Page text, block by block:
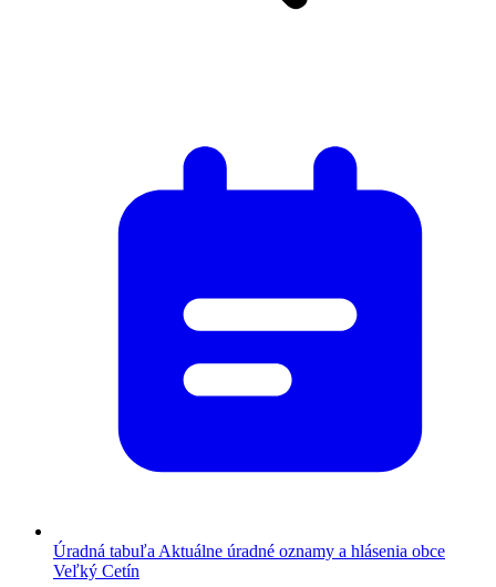
Úradná tabuľa Aktuálne úradné oznamy a hlásenia obce
Veľký Cetín